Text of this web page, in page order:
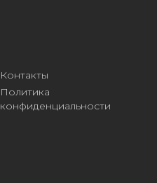
Контакты
Политика
конфиденциальности